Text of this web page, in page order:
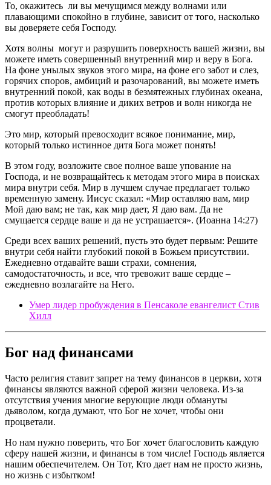
То, окажитесь ли вы мечущимся между волнами или
плавающими спокойно в глубине, зависит от того, насколько
вы доверяете себя Господу.
Хотя волны могут и разрушить поверхность вашей жизни, вы
можете иметь совершенный внутренний мир и веру в Бога.
На фоне унылых звуков этого мира, на фоне его забот и слез,
горячих споров, амбиций и разочарований, вы можете иметь
внутренний покой, как воды в безмятежных глубинах океана,
против которых влияние и диких ветров и волн никогда не
смогут преобладать!
Это мир, который превосходит всякое понимание, мир,
который только истинное дитя Бога может понять!
В этом году, возложите свое полное ваше упование на
Господа, и не возвращайтесь к методам этого мира в поисках
мира внутри себя. Мир в лучшем случае предлагает только
временную замену. Иисус сказал: «Мир оставляю вам, мир
Мой даю вам; не так, как мир дает, Я даю вам. Да не
смущается сердце ваше и да не устрашается». (Иоанна 14:27)
Среди всех ваших решений, пусть это будет первым: Решите
внутри себя найти глубокий покой в Божьем присутствии.
Ежедневно отдавайте ваши страхи, сомнения,
самодостаточность, и все, что тревожит ваше сердце –
ежедневно возлагайте на Него.
Умер лидер пробуждения в Пенсаколе евангелист Стив
Хилл
Бог над финансами
Часто религия ставит запрет на тему финансов в церкви, хотя
финансы являются важной сферой жизни человека. Из-за
отсутствия учения многие верующие люди обмануты
дьяволом, когда думают, что Бог не хочет, чтобы они
процветали.
Но нам нужно поверить, что Бог хочет благословить каждую
сферу нашей жизни, и финансы в том числе! Господь является
нашим обеспечителем. Он Тот, Кто дает нам не просто жизнь,
но жизнь с избытком!